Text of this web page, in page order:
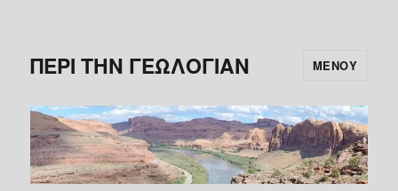
ΠΕΡΙ ΤΗΝ ΓΕΩΛΟΓΙΑΝ ΜΕΝΟΎ